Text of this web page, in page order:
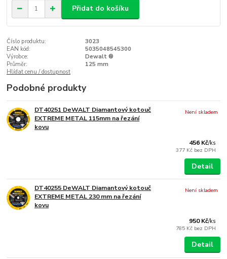
Přidat do košíku
Číslo produktu:
3023
EAN kód:
5035048545300
Výrobce:
Dewalt ®
Průměr:
125 mm
Hlídat cenu / dostupnost
Podobné produkty
DT40251 DeWALT Diamantový kotouč
EXTREME METAL 115mm na řezání
kovu
456 Kč/ks
377 Kč bez DPH
Není skladem
Detail
DT40255 DeWALT Diamantový kotouč
EXTREME METAL 230 mm na řezání
kovu
950 Kč/ks
785 Kč bez DPH
Není skladem
Detail